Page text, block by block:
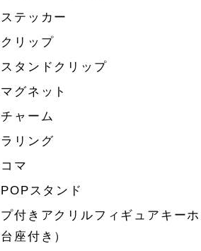
テッカー
リップ
タンドクリップ
グネット
ャーム
リング
マ
スタンド
付きアクリルフィギュアキーホ
座付き）